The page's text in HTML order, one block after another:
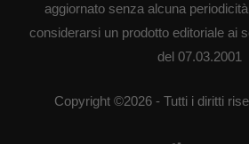
aggiornato senza alcuna
considerarsi un prodotto editoriale ai
del 07.03.2001
Copyright ©2026 - Tutti i diritti